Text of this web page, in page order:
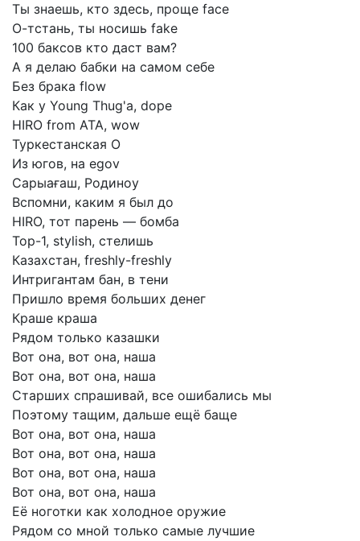
Ты знаешь, кто здесь, проще face
О-тстань, ты носишь fake
100 баксов кто даст вам?
А я делаю бабки на самом себе
Без брака flow
Как у Young Thug'а, dope
HIRO from ATA, wow
Туркестанская О
Из югов, на egov
Сарыағаш, Родиноу
Вспомни, каким я был до
HIRO, тот парень — бомба
Top-1, stylish, стелишь
Казахстан, freshly-freshly
Интригантам бан, в тени
Пришло время больших денег
Краше краша
Рядом только казашки
Вот она, вот она, наша
Вот она, вот она, наша
Старших спрашивай, все ошибались мы
Поэтому тащим, дальше ещё баще
Вот она, вот она, наша
Вот она, вот она, наша
Вот она, вот она, наша
Вот она, вот она, наша
Её ноготки как холодное оружие
Рядом со мной только самые лучшие